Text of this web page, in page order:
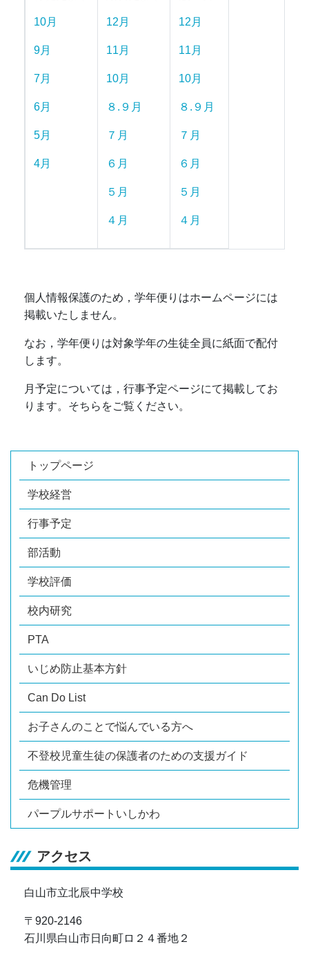
トップページ
学校経営
行事予定
部活動
学校評価
校内研究
PTA
いじめ防止基本方針
Can Do List
お子さんのことで悩んでいる方へ
不登校児童生徒の保護者のための支援ガイド
危機管理
パープルサポートいしかわ
アクセス
白山市立北辰中学校
〒920-2146
石川県白山市日向町ロ２４番地２
10月
9月
7月
6月
5月
4月
12月
11月
10月
８.９月
７月
６月
５月
４月
12月
11月
10月
８.９月
７月
６月
５月
４月
個人情報保護のため，学年便りはホームページには
掲載いたしません。
なお，学年便りは対象学年の生徒全員に紙面で配付
します。
月予定については，行事予定ページにて掲載してお
ります。そちらをご覧ください。